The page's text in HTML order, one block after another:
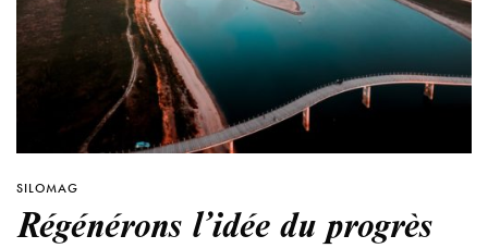
SILOMAG
Régénérons l’idée du progrès